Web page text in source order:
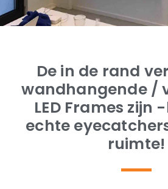
De in de rand
wandhangende /
LED Frames
echte
ruimte!